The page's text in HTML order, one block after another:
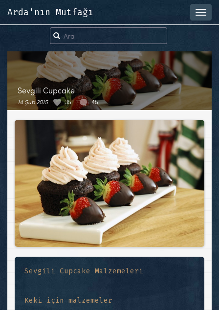
Arda'nın Mutfağı
Sevgili Cupcake
14 Şub 2015 35 45
Sevgili Cupcake Malzemeleri
Keki için malzemeler